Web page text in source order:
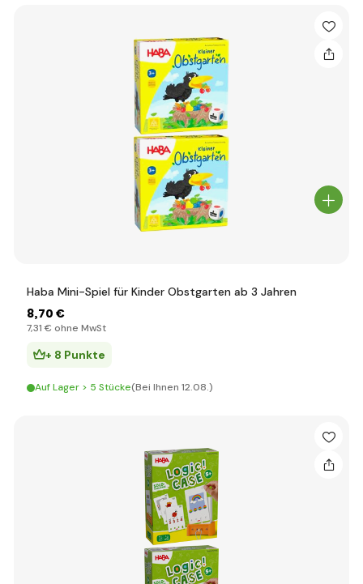
Haba Mini-Spiel für Kinder Obstgarten ab 3 Jahren
8,70 €
7,31 € ohne MwSt
+ 8 Punkte
Auf Lager > 5 Stücke(Bei Ihnen 12.08.)